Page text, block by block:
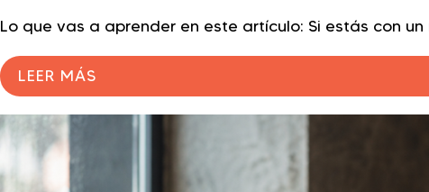
Lo que vas a aprender en este artículo: Si estás con
LEER MÁS